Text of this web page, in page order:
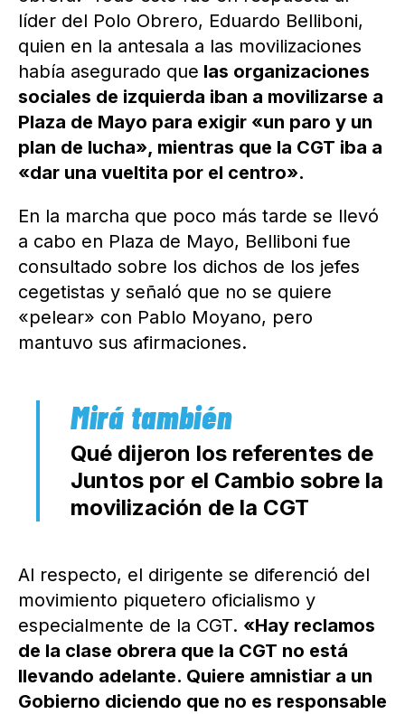
líder del Polo Obrero, Eduardo Belliboni,
quien en la antesala a las movilizaciones
había asegurado que las organizaciones
sociales de izquierda iban a movilizarse a
Plaza de Mayo para exigir «un paro y un
plan de lucha», mientras que la CGT iba a
«dar una vueltita por el centro».
En la marcha que poco más tarde se llevó
a cabo en Plaza de Mayo, Belliboni fue
consultado sobre los dichos de los jefes
cegetistas y señaló que no se quiere
«pelear» con Pablo Moyano, pero
mantuvo sus afirmaciones.
Qué dijeron los referentes de
Juntos por el Cambio sobre la
movilización de la CGT
Al respecto, el dirigente se diferenció del
movimiento piquetero oficialismo y
especialmente de la CGT. «Hay reclamos
de la clase obrera que la CGT no está
llevando adelante. Quiere amnistiar a un
Gobierno diciendo que no es responsable